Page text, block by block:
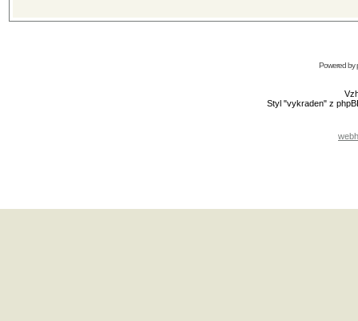
Powered by
Styl "vykraden" z